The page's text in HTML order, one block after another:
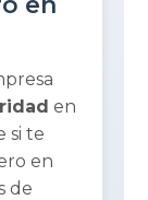
en
si te
en
de